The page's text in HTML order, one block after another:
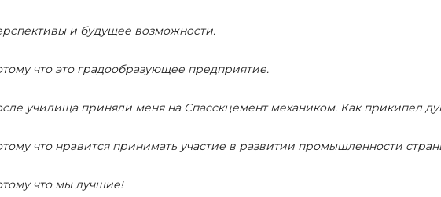
и будущее возможности.
что это градообразующее предприятие.
училища приняли меня на Спасскцемент механиком. Как прикипел
что нравится принимать участие в развитии промышленности
что мы лучшие!